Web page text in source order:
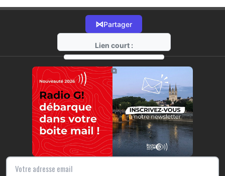
⋈Partager
Lien court :
https://radio-g.fr?7842
⧉